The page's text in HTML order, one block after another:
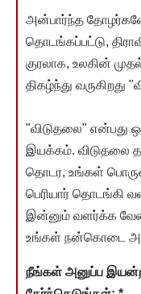
அன்பார்ந்த
தொடங்கப்பட்டு,
குரலாக, உலகின்
திகழ்ந்து வருகிறது
"விடுதலை" என்பது
இயக்கம். விடுதலை
தொடர, உங்கள்
பெரியார் தொடங்கி
இன்னும் வளர்க்க
உங்கள் நன்கொடை
நீங்கள் அனுப்ப